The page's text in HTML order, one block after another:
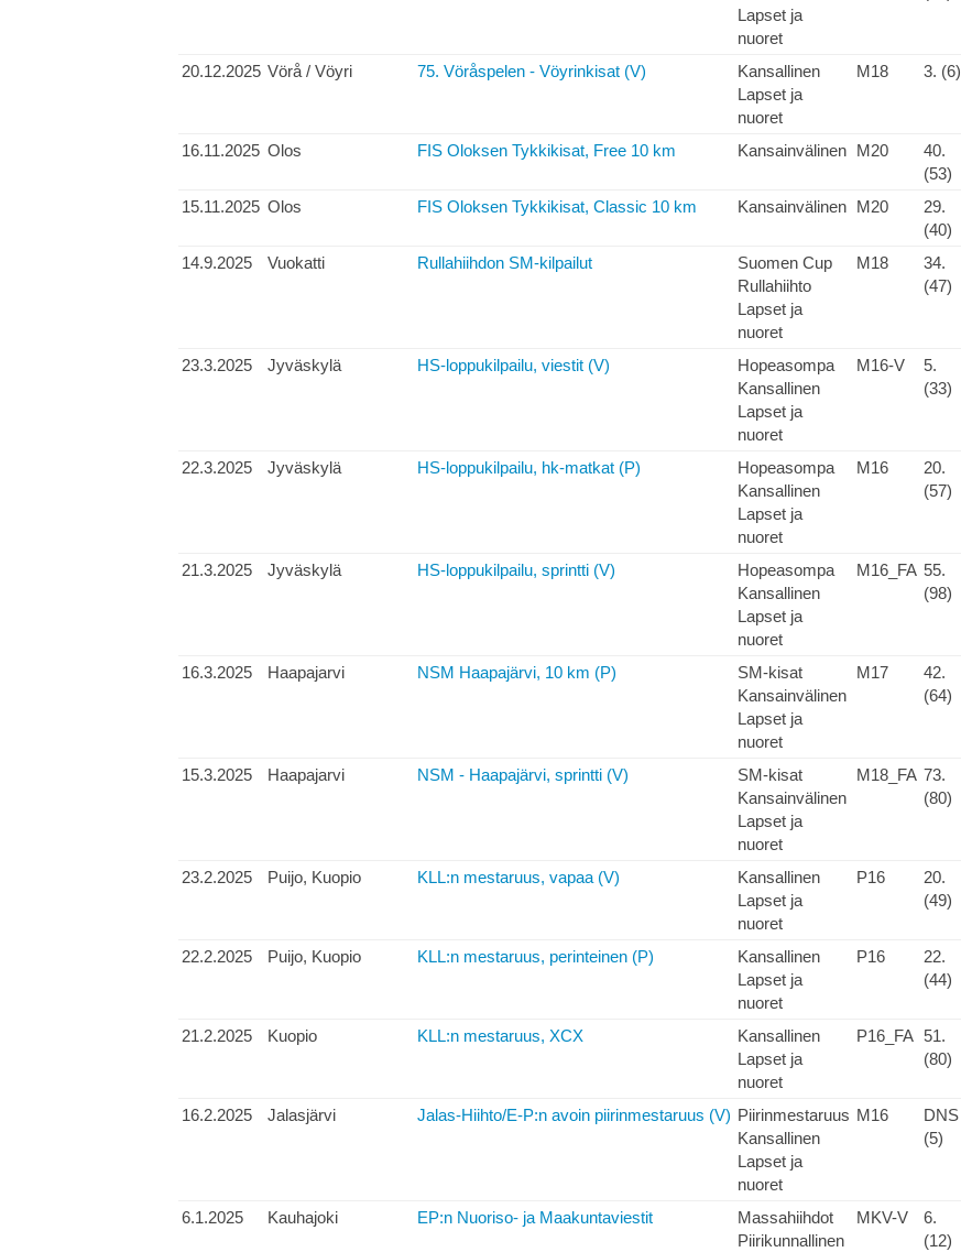
Lapset ja
nuoret
20.12.2025 Vörå / Vöyri 75. Vöråspelen - Vöyrinkisat (V)
Kansallinen
Lapset ja
nuoret
M18 3. (6)
16.11.2025 Olos FIS Oloksen Tykkikisat, Free 10 km Kansainvälinen M20
40.
(53)
15.11.2025 Olos FIS Oloksen Tykkikisat, Classic 10 km Kansainvälinen M20
29.
(40)
14.9.2025
Vuokatti Rullahiihdon SM-kilpailut
Suomen Cup
Rullahiihto
Lapset ja
nuoret
M18
34.
(47)
23.3.2025 Jyväskylä HS-loppukilpailu, viestit (V)
Hopeasompa
Kansallinen
Lapset ja
nuoret
M16-V
5.
(33)
22.3.2025 Jyväskylä HS-loppukilpailu, hk-matkat (P)
Hopeasompa
Kansallinen
Lapset ja
nuoret
M16
20.
(57)
21.3.2025 Jyväskylä HS-loppukilpailu, sprintti (V)
Hopeasompa
Kansallinen
Lapset ja
nuoret
M16_FA 55.
(98)
16.3.2025 Haapajarvi NSM Haapajärvi, 10 km (P)
SM-kisat
Kansainvälinen
Lapset ja
nuoret
M17
42.
(64)
15.3.2025 Haapajarvi NSM - Haapajärvi, sprintti (V)
SM-kisat
Kansainvälinen
Lapset ja
nuoret
M18_FA 73.
(80)
23.2.2025 Puijo, Kuopio KLL:n mestaruus, vapaa (V)
Kansallinen
Lapset ja
nuoret
P16
20.
(49)
22.2.2025 Puijo, Kuopio KLL:n mestaruus, perinteinen (P)
Kansallinen
Lapset ja
nuoret
P16
22.
(44)
21.2.2025 Kuopio KLL:n mestaruus, XCX
Kansallinen
Lapset ja
nuoret
P16_FA 51.
(80)
16.2.2025 Jalasjärvi Jalas-Hiihto/E-P:n avoin piirinmestaruus (V) Piirinmestaruus
Kansallinen
Lapset ja
nuoret
M16
DNS
(5)
6.1.2025 Kauhajoki EP:n Nuoriso- ja Maakuntaviestit
Massahiihdot
Piirikunnallinen
MKV-V
6.
(12)